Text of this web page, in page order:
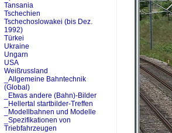
Tansania
Tschechien
Tschechoslowakei (bis Dez.
1992)
Türkei
Ukraine
Ungarn
USA
Weißrussland
_Allgemeine Bahntechnik
(Global)
_Etwas andere (Bahn)-Bilder
_Hellertal startbilder-Treffen
_Modellbahnen und Modelle
_Spezifikationen von
Triebfahrzeugen